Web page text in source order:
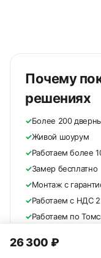
Почему
решениях
✓Более 200
✓Живой шоурум
✓Работаем более
✓Замер бесплатно
✓Монтаж с
✓Работаем с НДС
✓Работаем по
26 300 ₽